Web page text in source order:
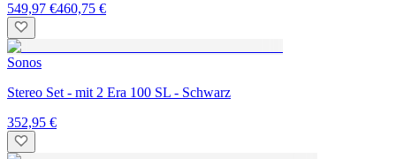
549,97 €460,75 €
Sonos
Stereo Set - mit 2 Era 100 SL - Schwarz
352,95 €